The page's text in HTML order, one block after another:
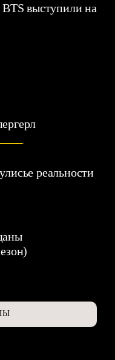
выступили на
7.1
реальности